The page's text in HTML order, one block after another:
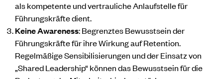
als kompetente und vertrauliche Anlaufstelle für
Führungskräfte dient.
Keine Awareness: Begrenztes Bewusstsein der
Führungskräfte für ihre Wirkung auf Retention.
Regelmäßige Sensibilisierungen und der Einsatz von
„Shared Leadership“ können das Bewusstsein für die